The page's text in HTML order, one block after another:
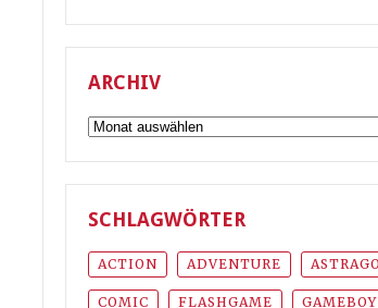
ARCHIV
Archiv
SCHLAGWÖRTER
ACTION ADVENTURE
COMIC FLASHGAME GAMEBOY